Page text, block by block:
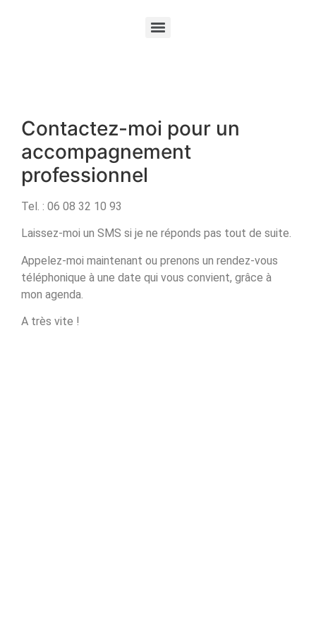
Contactez-moi pour un
accompagnement
professionnel
Tel. : 06 08 32 10 93
Laissez-moi un SMS si je ne réponds pas tout de suite.
Appelez-moi maintenant ou prenons un rendez-vous
téléphonique à une date qui vous convient, grâce à
mon agenda.
A très vite !